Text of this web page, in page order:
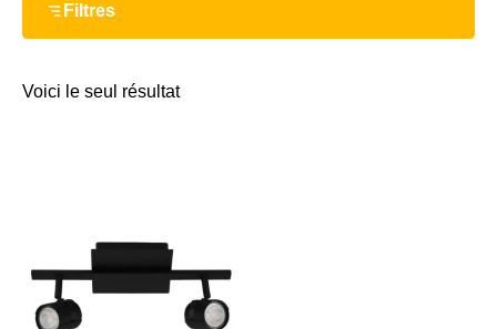
Filtres
Voici le seul résultat